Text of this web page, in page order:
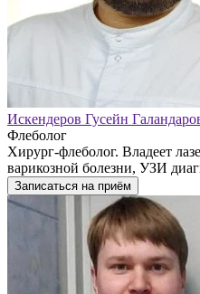
Искендеров Гусейн
Флеболог
Хирург-флеболог. Владеет
варикозной болезни, УЗИ
Записаться на приём